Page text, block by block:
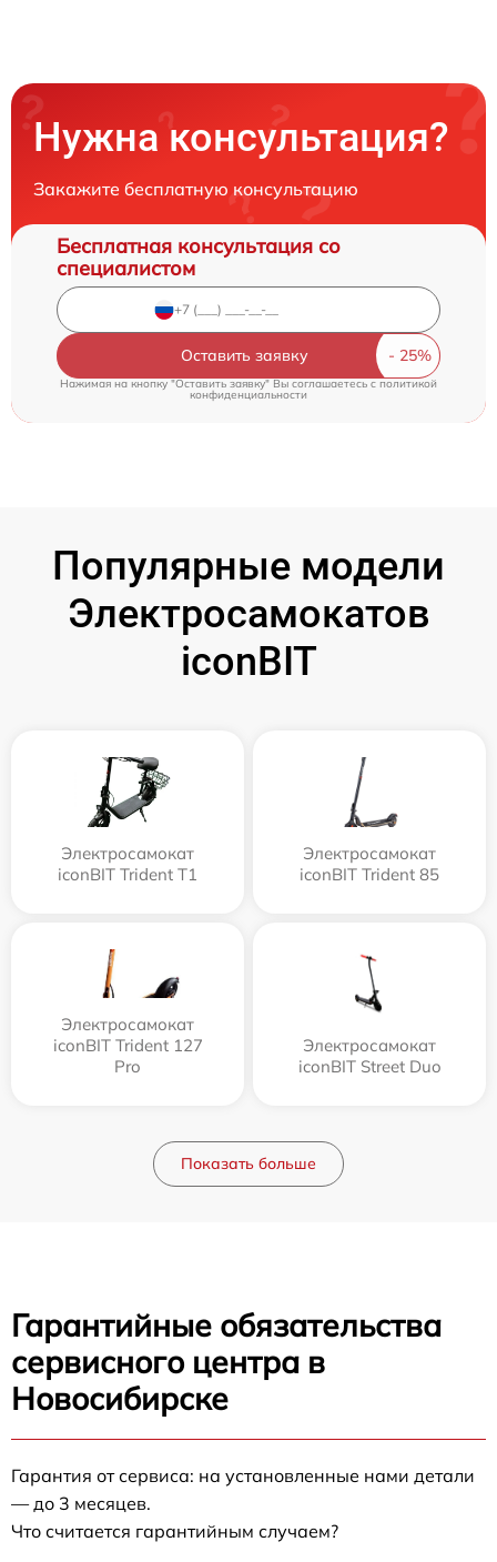
Нужна консультация?
Закажите бесплатную консультацию
Бесплатная консультация со
специалистом
Оставить заявку
Нажимая на кнопку "Оставить заявку" Вы соглашаетесь cполитикой
конфиденциальности
Популярные модели
Электросамокатов
iconBIT
Электросамокат
iconBIT Trident T1
Электросамокат
iconBIT Trident 85
Электросамокат
iconBIT Trident 127
Pro
Электросамокат
iconBIT Street Duo
Показать больше
Гарантийные обязательства
сервисного центра в
Новосибирске
Гарантия от сервиса: на установленные нами детали
— до 3 месяцев.
Что считается гарантийным случаем?